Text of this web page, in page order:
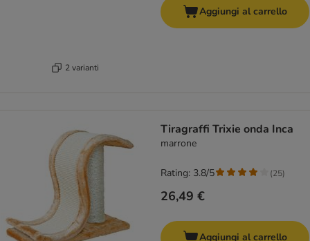
2 varianti
Aggiungi al carrello
Tiragraffi Trixie onda Inca
marrone
26,49 €
Rating: 3.8/5 (25)
Aggiungi al carrello